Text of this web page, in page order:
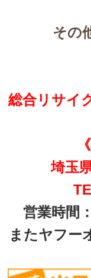
その
総合リサイ
埼玉
営業時間
またヤフー